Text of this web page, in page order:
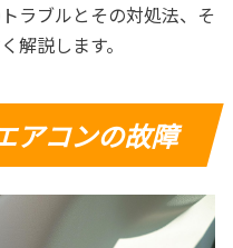
ラブルとその対処法、そ
解説します。
アコンの故障